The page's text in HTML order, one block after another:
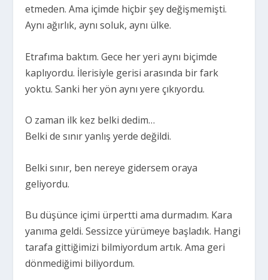
etmeden. Ama içimde hiçbir şey değişmemişti.
Aynı ağırlık, aynı soluk, aynı ülke.
Etrafıma baktım. Gece her yeri aynı biçimde
kaplıyordu. İlerisiyle gerisi arasında bir fark
yoktu. Sanki her yön aynı yere çıkıyordu.
O zaman ilk kez belki dedim…
Belki de sınır yanlış yerde değildi.
Belki sınır, ben nereye gidersem oraya
geliyordu.
Bu düşünce içimi ürpertti ama durmadım. Kara
yanıma geldi. Sessizce yürümeye başladık. Hangi
tarafa gittiğimizi bilmiyordum artık. Ama geri
dönmediğimi biliyordum.